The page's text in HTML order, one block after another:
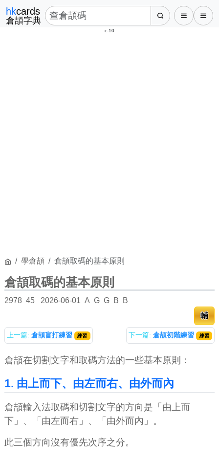
hkcards
倉頡字典
c-10
學倉頡 倉頡取碼的基本原則
倉頡取碼的基本原則
2978 45 2026-06-01 A G G B
B
輔
上一篇: 倉頡盲打練習 練習 下一篇: 倉頡初階練習 練習
倉頡在切割文字和取碼方法的一些基本原則：
1. 由上而下、由左而右、由外而內
倉頡輸入法取碼和切割文字的方向是「由上而
下」、「由左而右」、「由外而內」。
此三個方向沒有優先次序之分。